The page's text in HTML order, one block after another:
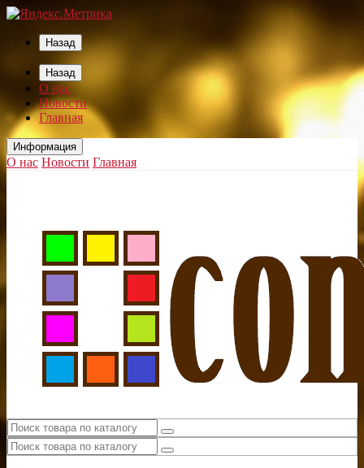
Назад
Назад
О нас
Новости
Главная
Информация
О нас Новости Главная